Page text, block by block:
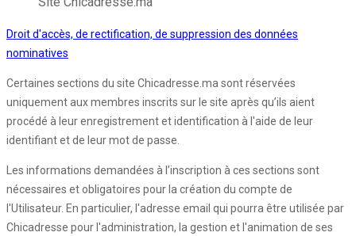
Droit d'accès, de rectification, de suppression des données
nominatives
Certaines sections du site Chicadresse.ma sont réservées
uniquement aux membres inscrits sur le site après qu’ils aient
procédé à leur enregistrement et identification à l'aide de leur
identifiant et de leur mot de passe.
Les informations demandées à l’inscription à ces sections sont
nécessaires et obligatoires pour la création du compte de
l'Utilisateur. En particulier, l'adresse email qui pourra être utilisée par
Chicadresse pour l'administration, la gestion et l'animation de ses